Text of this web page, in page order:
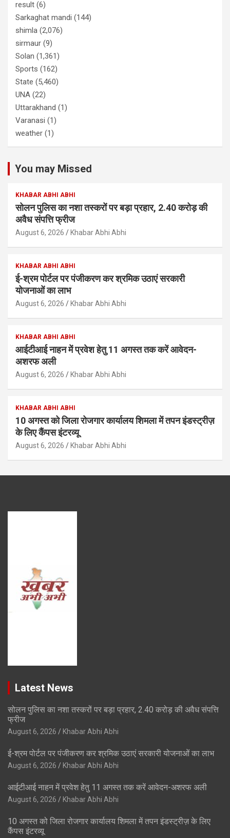
result (6)
Sarkaghat mandi (144)
shimla (2,076)
sirmaur (9)
Solan (1,361)
Sports (162)
State (5,460)
UNA (22)
Uttarakhand (1)
Varanasi (1)
weather (1)
You may Missed
KHABAR ABHI ABHI
सोलन पुलिस का नशा तस्करों पर बड़ा प्रहार, 2.40 करोड़ की
अवैध संपत्ति फ्रीज
August 6, 2026 Khabar Abhi Abhi
KHABAR ABHI ABHI
ई-श्रम पोर्टल पर पंजीकरण कर श्रमिक उठाएं सरकारी
योजनाओं का लाभ
August 6, 2026 Khabar Abhi Abhi
KHABAR ABHI ABHI
आईटीआई नाहन में प्रवेश हेतु 11 अगस्त तक करें आवेदन-
अशरफ अली
August 6, 2026 Khabar Abhi Abhi
KHABAR ABHI ABHI
10 अगस्त को जिला रोजगार कार्यालय शिमला में तपन इंडस्ट्रीज़
के लिए कैंपस इंटरव्यू
August 6, 2026 Khabar Abhi Abhi
Latest News
सोलन पुलिस का नशा तस्करों पर बड़ा प्रहार, 2.40 करोड़ की अवैध संपत्ति
फ्रीज
August 6, 2026 Khabar Abhi Abhi
ई-श्रम पोर्टल पर पंजीकरण कर श्रमिक उठाएं सरकारी योजनाओं का लाभ
August 6, 2026 Khabar Abhi Abhi
आईटीआई नाहन में प्रवेश हेतु 11 अगस्त तक करें आवेदन-अशरफ अली
August 6, 2026 Khabar Abhi Abhi
10 अगस्त को जिला रोजगार कार्यालय शिमला में तपन इंडस्ट्रीज़ के लिए
कैंपस इंटरव्यू